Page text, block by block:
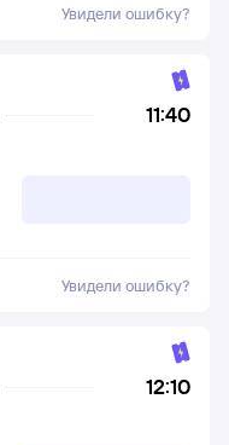
Увидели ошибку?
11:40
Увидели ошибку?
12:10